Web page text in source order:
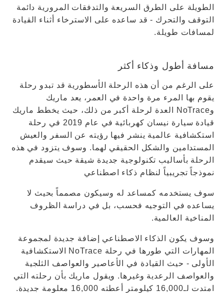
الطويلة على الطرق السريعة والتدفقات المرورية دائمة
التوقف والتحرك - قد ساعده على الاسترخاء أثناء القيادة
لمسافات طويلة.
مسافة أطول وذكاء أكثر
على الرغم من أن هذه الرحلة الأسطورية قد تبدو رحلة
يقوم بها المرء مرة واحدة في العمر، يعد ماريك
وNoTrace العدة لرحلة أكبر من ذلك، حيث يخطط ماريك
قيادة سيارة نيسان كهربائية في عام 2019 في رحلة
استكشافية عالمية ينشر فيها رؤيته عن السفر والعيش
المستدامين والشكل الحقيقي لهما. وسوف يتزود في هذه
الرحلة بأساليب تكنولوجية جديدة شيقة حيث سيقدم
نموذجاً تجريبياً لنظام ذكاء اصطناعي
سوف يستخدمه كمساعد له وسيكون مصمماً بحيث لا
يساعده في التوجيه فحسب، بل في دراسة الظروف
المناخية العالمية.
وسوف يكون الذكاء الاصطناعي إضافة جديدة لمجموعة
المهارات التي طورها في رحلة NoTrace الاستكشافية
الأولى - حيث القيادة في الأعاصير والعواصف الثلجية
والعواصف الرعدية وغيرها. ويقول ماريك بأن رحلته التي
امتدت لـ16,000 كيلومتر أعطته 16,000 معلومة جديدة.